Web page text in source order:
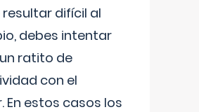
difícil al
debes intentar
ratito de
con el
En estos casos los